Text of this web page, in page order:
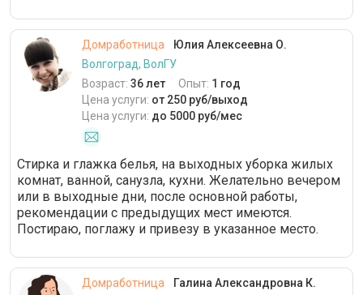
Домработница
Юлия Алексеевна О.
Волгоград, ВолГУ
Возраст: 36 лет Опыт: 1 год
Цена услуги: от 250 руб/выход
Цена услуги: до 5000 руб/мес
Стирка и глажка белья, на выходных уборка жилых
комнат, ванной, санузла, кухни. Желательно вечером
или в выходные дни, после основной работы,
рекомендации с предыдущих мест имеются.
Постираю, поглажу и привезу в указанное место.
Домработница
Галина Александровна К.